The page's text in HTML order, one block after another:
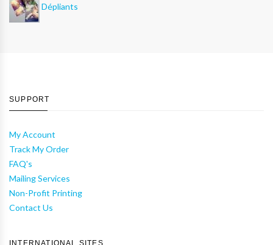
Dépliants
SUPPORT
My Account
Track My Order
FAQ's
Mailing Services
Non-Profit Printing
Contact Us
INTERNATIONAL SITES